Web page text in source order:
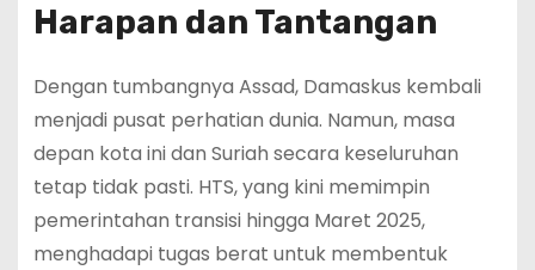
Harapan dan Tantangan
Dengan tumbangnya Assad, Damaskus kembali
menjadi pusat perhatian dunia. Namun, masa
depan kota ini dan Suriah secara keseluruhan
tetap tidak pasti. HTS, yang kini memimpin
pemerintahan transisi hingga Maret 2025,
menghadapi tugas berat untuk membentuk